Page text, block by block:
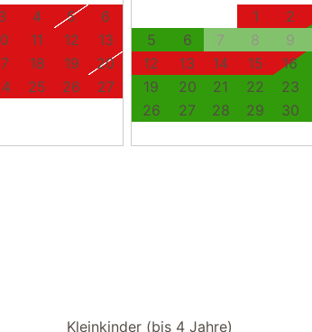
4 5
6
11 12
13
18 19
20
25 26
27
1
2
5
6 7 8 9
12
13 14 15 16
19
20 21 22 23
26
27 28 29 30
Kleinkinder (bis 4 Jahre)